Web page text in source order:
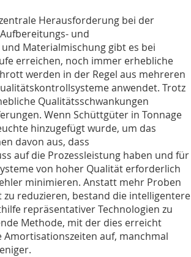
Herausforderung bei der
und
Materialmischung gibt es bei
erreichen, noch immer erhebliche
werden in der Regel aus mehreren
anwendet. Trotz
Qualitätsschwankungen
Wenn Schüttgüter in Tonnage
hinzugefügt wurde, um das
davon aus, dass
auf die Prozessleistung haben und für
von hoher Qualität erforderlich
minimieren. Anstatt mehr Proben
reduzieren, bestand die intelligentere
repräsentativer Technologien zu
Methode, mit der dies erreicht
Amortisationszeiten auf, manchmal